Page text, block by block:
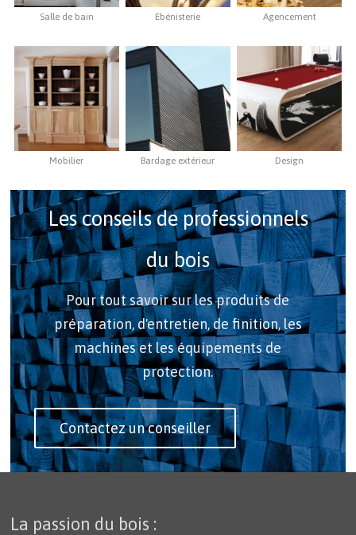
Salle de bain Ebénisterie Agencement
Mobilier Bardage extérieur Design
Les conseils de professionnels
du bois
Pour tout savoir sur les produits de
préparation, d'entretien, de finition, les
machines et les équipements de
protection.
Contactez un conseiller
La passion du bois :